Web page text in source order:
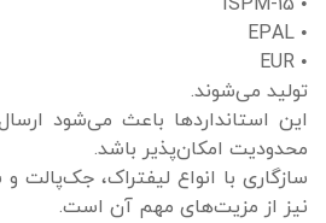
• EPAL
• EUR
تولید می‌شوند.
این استانداردها باعث می‌شود
محدودیت امکان‌پذیر باشد.
سازگاری با انواع لیفتراک، جک‌پالت
نیز از مزیت‌های مهم آن است.